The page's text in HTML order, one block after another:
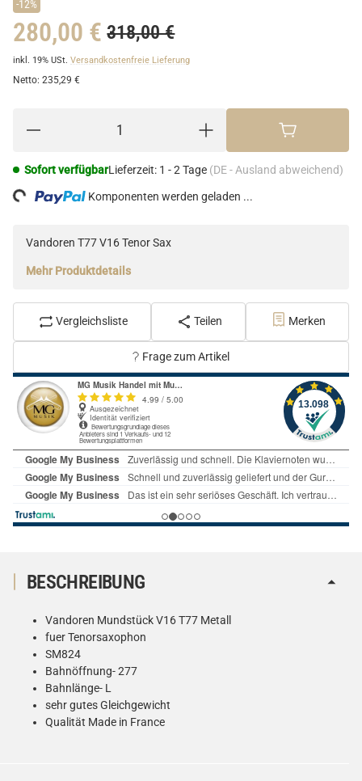
-12%
280,00 € 318,00 €
inkl. 19% USt. Versandkostenfreie Lieferung
Netto: 235,29 €
Sofort verfügbarLieferzeit: 1 - 2 Tage (DE - Ausland abweichend)
Komponenten werden geladen ...
Vandoren T77 V16 Tenor Sax
Mehr Produktdetails
Vergleichsliste Teilen Merken
Frage zum Artikel
BESCHREIBUNG
Vandoren Mundstück V16 T77 Metall
fuer Tenorsaxophon
SM824
Bahnöffnung- 277
Bahnlänge- L
sehr gutes Gleichgewicht
Qualität Made in France